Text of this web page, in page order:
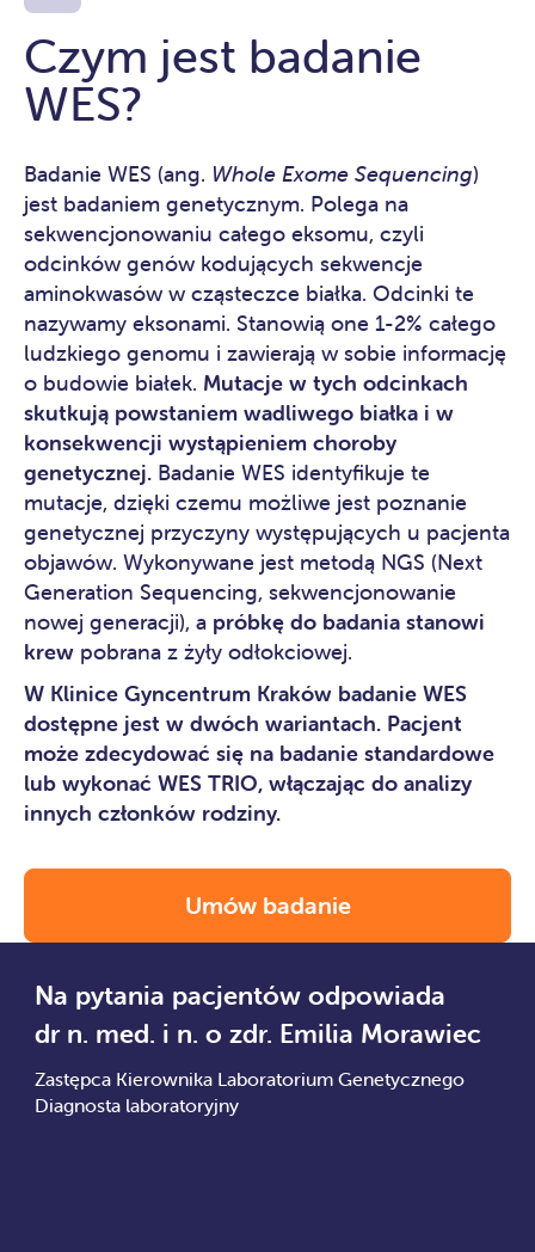
Czym jest badanie
WES?
Badanie WES (ang. Whole Exome Sequencing)
jest badaniem genetycznym. Polega na
sekwencjonowaniu całego eksomu, czyli
odcinków genów kodujących sekwencje
aminokwasów w cząsteczce białka. Odcinki te
nazywamy eksonami. Stanowią one 1-2% całego
ludzkiego genomu i zawierają w sobie informację
o budowie białek. Mutacje w tych odcinkach
skutkują powstaniem wadliwego białka i w
konsekwencji wystąpieniem choroby
genetycznej. Badanie WES identyfikuje te
mutacje, dzięki czemu możliwe jest poznanie
genetycznej przyczyny występujących u pacjenta
objawów. Wykonywane jest metodą NGS (Next
Generation Sequencing, sekwencjonowanie
nowej generacji), a próbkę do badania stanowi
krew pobrana z żyły odłokciowej.
W Klinice Gyncentrum Kraków badanie WES
dostępne jest w dwóch wariantach. Pacjent
może zdecydować się na badanie standardowe
lub wykonać WES TRIO, włączając do analizy
innych członków rodziny.
Umów badanie
Na pytania pacjentów odpowiada
dr n. med. i n. o zdr. Emilia Morawiec
Zastępca Kierownika Laboratorium Genetycznego
Diagnosta laboratoryjny